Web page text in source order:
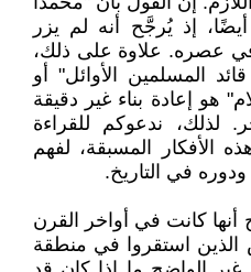
إذ يُرجَّح أنه لم يزر
عصره. علاوة على ذلك،
المسلمين الأوائل" أو
هو إعادة بناء غير دقيقة
لذلك، ندعوكم للقراءة
الأفكار المسبقة، لفهم
في التاريخ.
أنها كانت في أواخر القرن
الذين استقروا في منطقة